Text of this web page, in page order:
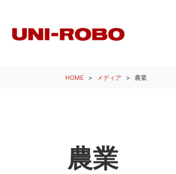
HOME メディア 農業
農業